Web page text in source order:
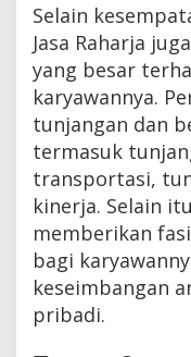
Selain
Jasa Raharja
yang besar
karyawannya.
tunjangan dan
termasuk
transportasi,
kinerja. Selain
memberikan
bagi
keseimbangan
pribadi.